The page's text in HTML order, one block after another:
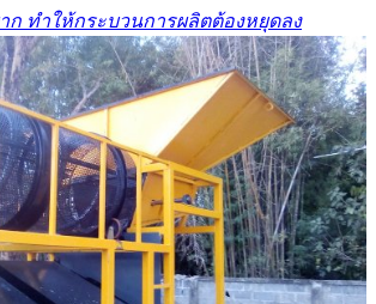
ก ทำให้กระบวนการผลิตต้องหยุดลง